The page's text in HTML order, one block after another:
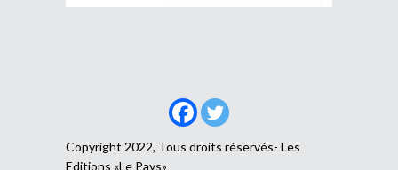
Copyright 2022, Tous droits réservés- Les
Editions «Le Pays»